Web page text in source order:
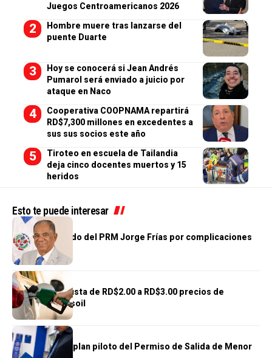
Juegos Centroamericanos 2026
Hombre muere tras lanzarse del
puente Duarte
Hoy se conocerá si Jean Andrés
Pumarol será enviado a juicio por
ataque en Naco
Cooperativa COOPNAMA repartirá
RD$7,300 millones en excedentes a
sus sus socios este año
Tiroteo en escuela de Tailandia
deja cinco docentes muertos y 15
heridos
Esto te puede interesar
NACIONALES
Fallece diputado del PRM Jorge Frías por complicaciones
de salud
NACIONALES
Gobierno reajusta de RD$2.00 a RD$3.00 precios de
gasolinas y gasoil
NACIONALES
DGM concluye plan piloto del Permiso de Salida de Menor